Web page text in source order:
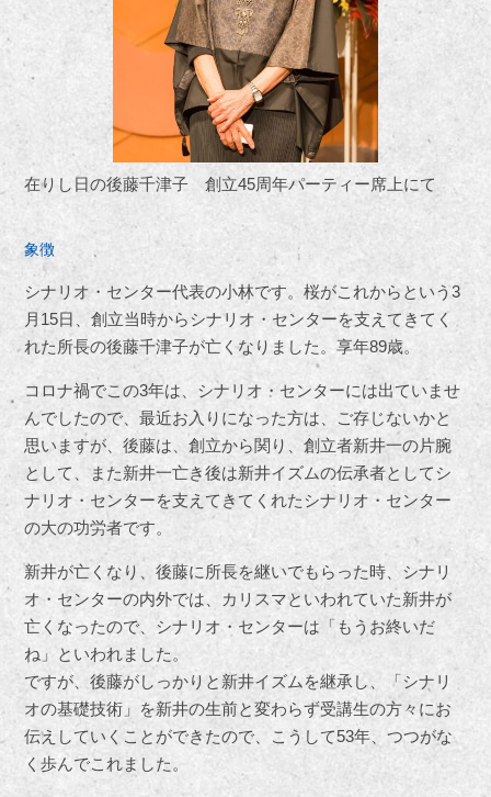
在りし日の後藤千津子 創立45周年パーティー席上にて
象徴
シナリオ・センター代表の小林です。桜がこれからという3
月15日、創立当時からシナリオ・センターを支えてきてく
れた所長の後藤千津子が亡くなりました。享年89歳。
コロナ禍でこの3年は、シナリオ・センターには出ていませ
んでしたので、最近お入りになった方は、ご存じないかと
思いますが、後藤は、創立から関り、創立者新井一の片腕
として、また新井一亡き後は新井イズムの伝承者としてシ
ナリオ・センターを支えてきてくれたシナリオ・センター
の大の功労者です。
新井が亡くなり、後藤に所長を継いでもらった時、シナリ
オ・センターの内外では、カリスマといわれていた新井が
亡くなったので、シナリオ・センターは「もうお終いだ
ね」といわれました。
ですが、後藤がしっかりと新井イズムを継承し、「シナリ
オの基礎技術」を新井の生前と変わらず受講生の方々にお
伝えしていくことができたので、こうして53年、つつがな
く歩んでこれました。